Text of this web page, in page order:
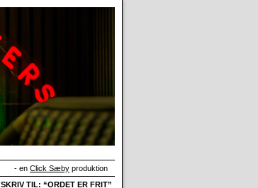
- en Click Sæby produktion
SKRIV TIL: “ORDET ER FRIT”